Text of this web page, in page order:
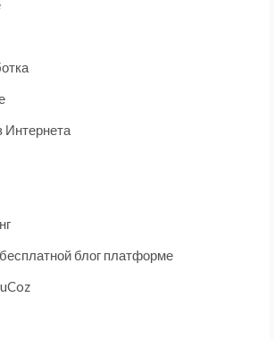
Интернета
блог платформе